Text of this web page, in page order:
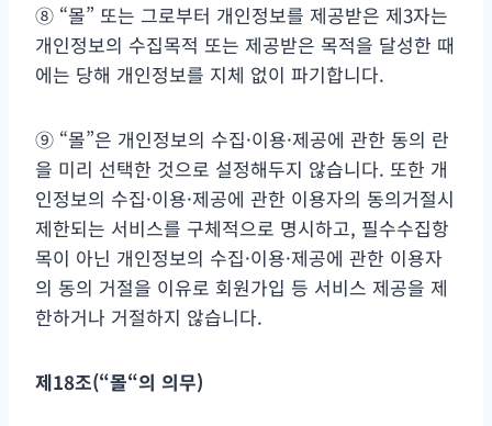
⑧ “몰” 또는 그로부터 개인정보를 제공받은 제3자는
개인정보의 수집목적 또는 제공받은 목적을 달성한 때
에는 당해 개인정보를 지체 없이 파기합니다.
⑨ “몰”은 개인정보의 수집·이용·제공에 관한 동의 란
을 미리 선택한 것으로 설정해두지 않습니다. 또한 개
인정보의 수집·이용·제공에 관한 이용자의 동의거절시
제한되는 서비스를 구체적으로 명시하고, 필수수집항
목이 아닌 개인정보의 수집·이용·제공에 관한 이용자
의 동의 거절을 이유로 회원가입 등 서비스 제공을 제
한하거나 거절하지 않습니다.
제18조(“몰“의 의무)